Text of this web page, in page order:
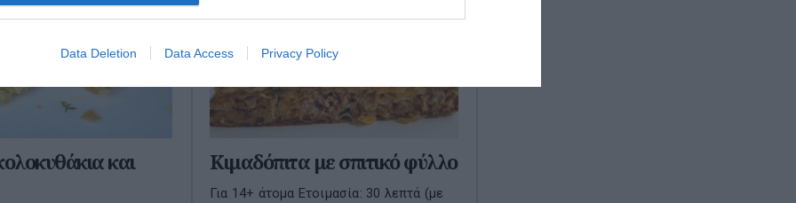
Data Deletion Data Access Privacy Policy
και
Κιμαδόπιτα με σπιτικό φύλλο
Για 14+ άτομα Ετοιμασία: 30 λεπτά (με